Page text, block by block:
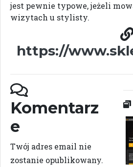
jest pewnie typowe, jeżeli
wizytach u stylisty.
https://
Komentarz
e
Twój adres email nie
zostanie opublikowany.